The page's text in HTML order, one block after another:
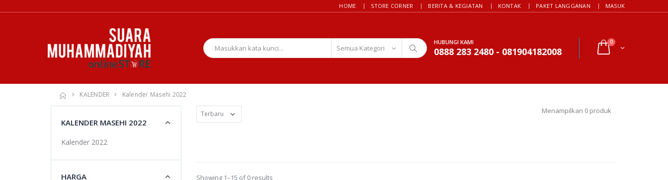
HOME STORE CORNER BERITA & KEGIATAN KONTAK PAKET LANGGANAN MASUK
HUBUNGI KAMI
0888 283 2480 - 081904182008
0
KALENDER Kalender Masehi 2022
Menampilkan 0 produk
Showing 1–15 of 0 results
KALENDER MASEHI 2022
Kalender 2022
HARGA